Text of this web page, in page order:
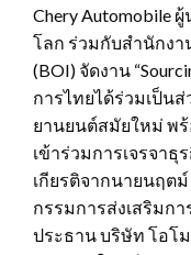
Chery Automobile
โลก ร่วมกับสำนักง
(BOI) จัดงาน
การไทยได้ร่วมเป็น
ยานยนต์สมัยใหม่ พ
เข้าร่วมการเจรจา
เกียรติจากนายนฤต
กรรมการส่งเสริมก
ประธาน บริษัท โอโ